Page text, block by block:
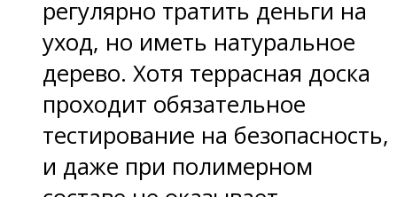
регулярно тратить деньги на
уход, но иметь натуральное
дерево. Хотя террасная доска
проходит обязательное
тестирование на безопасность,
и даже при полимерном